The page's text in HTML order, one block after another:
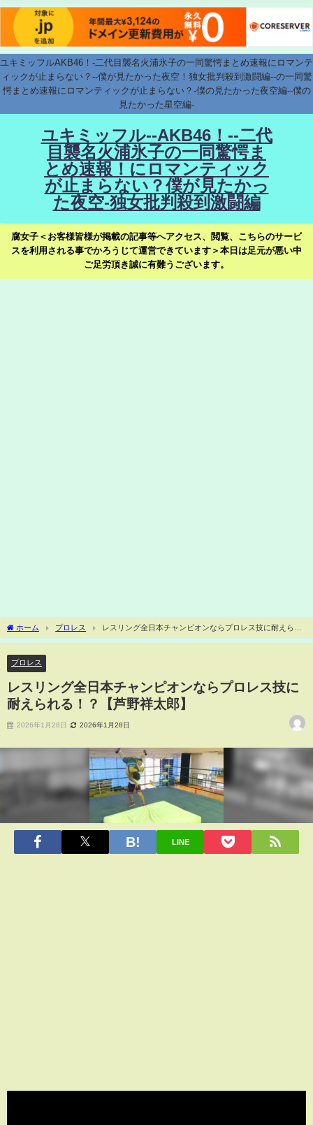
ユキミッフルAKB46！-二代目襲名火浦氷子の一同驚愕まとめ速報にロマンテ
ィックが止まらない？--僕が見たかった夜空！独女批判殺到激闘編--の一同驚
愕まとめ速報にロマンティックが止まらない？-僕の見たかった夜空編--僕の
見たかった星空編-
ユキミッフル--AKB46！--二代
目襲名火浦氷子の一同驚愕ま
とめ速報！にロマンティック
が止まらない？僕が見たかっ
た夜空-独女批判殺到激闘編
腐女子＜お客様皆様が掲載の記事等へアクセス、閲覧、こちらのサービ
スを利用される事でかろうじて運営できています＞本日は足元が悪い中
ご足労頂き誠に有難うございます。
ホーム プロレス
レスリング全日本チャンピオンならプロレス技に耐えられ
る！？【芦野祥太郎】
プロレス
レスリング全日本チャンピオンならプロレス技に
耐えられる！？【芦野祥太郎】
2026年1月28日 2026年1月28日
LINE